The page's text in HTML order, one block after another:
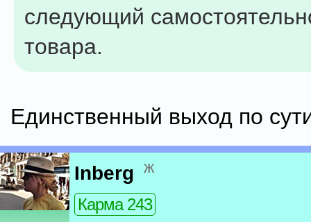
следующий
товара.
Единственный выход по
Inberg ж
Карма 243